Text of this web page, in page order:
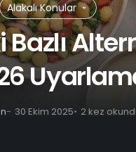
Alakalı Konular
30 Ekim 2025 2 kez